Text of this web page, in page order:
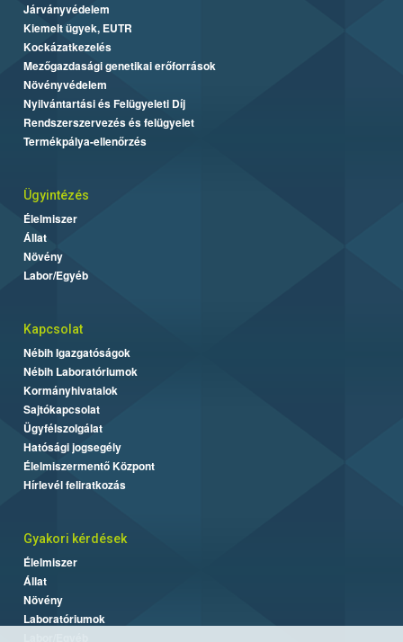
Járványvédelem
Kiemelt ügyek, EUTR
Kockázatkezelés
Mezőgazdasági genetikai erőforrások
Növényvédelem
Nyilvántartási és Felügyeleti Díj
Rendszerszervezés és felügyelet
Termékpálya-ellenőrzés
Ügyintézés
Élelmiszer
Állat
Növény
Labor/Egyéb
Kapcsolat
Nébih Igazgatóságok
Nébih Laboratóriumok
Kormányhivatalok
Sajtókapcsolat
Ügyfélszolgálat
Hatósági jogsegély
Élelmiszermentő Központ
Hírlevél feliratkozás
Gyakori kérdések
Élelmiszer
Állat
Növény
Laboratóriumok